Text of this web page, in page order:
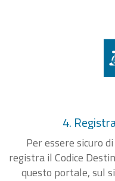
4.
Per essere sicuro
registra il Codice
questo portale, sul